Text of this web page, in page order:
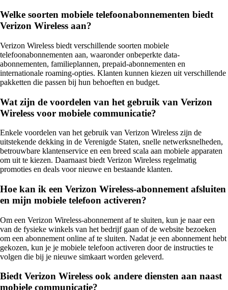
Welke soorten mobiele telefoonabonnementen biedt
Verizon Wireless aan?
Verizon Wireless biedt verschillende soorten mobiele
telefoonabonnementen aan, waaronder onbeperkte data-
abonnementen, familieplannen, prepaid-abonnementen en
internationale roaming-opties. Klanten kunnen kiezen uit verschillende
pakketten die passen bij hun behoeften en budget.
Wat zijn de voordelen van het gebruik van Verizon
Wireless voor mobiele communicatie?
Enkele voordelen van het gebruik van Verizon Wireless zijn de
uitstekende dekking in de Verenigde Staten, snelle netwerksnelheden,
betrouwbare klantenservice en een breed scala aan mobiele apparaten
om uit te kiezen. Daarnaast biedt Verizon Wireless regelmatig
promoties en deals voor nieuwe en bestaande klanten.
Hoe kan ik een Verizon Wireless-abonnement afsluiten
en mijn mobiele telefoon activeren?
Om een Verizon Wireless-abonnement af te sluiten, kun je naar een
van de fysieke winkels van het bedrijf gaan of de website bezoeken
om een abonnement online af te sluiten. Nadat je een abonnement hebt
gekozen, kun je je mobiele telefoon activeren door de instructies te
volgen die bij je nieuwe simkaart worden geleverd.
Biedt Verizon Wireless ook andere diensten aan naast
mobiele communicatie?